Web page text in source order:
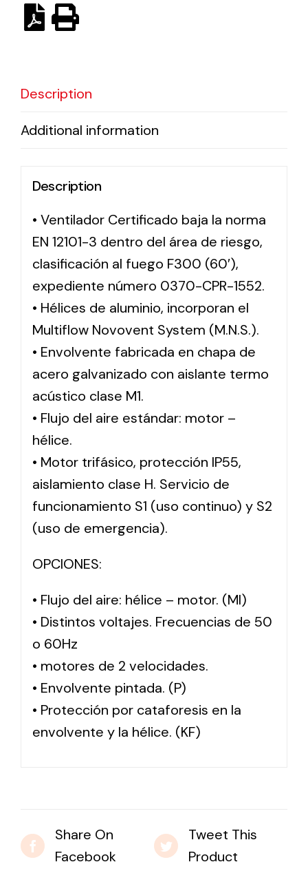
Solar lighting
Variety of solar solutions for all kinds of needs.
Description
Additional information
Description
• Ventilador Certificado baja la norma
EN 12101-3 dentro del área de riesgo,
clasificación al fuego F300 (60′),
expediente número 0370-CPR-1552.
• Hélices de aluminio, incorporan el
Multiflow Novovent System (M.N.S.).
• Envolvente fabricada en chapa de
acero galvanizado con aislante termo
acústico clase M1.
• Flujo del aire estándar: motor –
hélice.
• Motor trifásico, protección IP55,
aislamiento clase H. Servicio de
funcionamiento S1 (uso continuo) y S2
(uso de emergencia).
OPCIONES:
• Flujo del aire: hélice – motor. (MI)
• Distintos voltajes. Frecuencias de 50
o 60Hz
• motores de 2 velocidades.
• Envolvente pintada. (P)
• Protección por cataforesis en la
envolvente y la hélice. (KF)
Share On
Facebook
Tweet This
Product